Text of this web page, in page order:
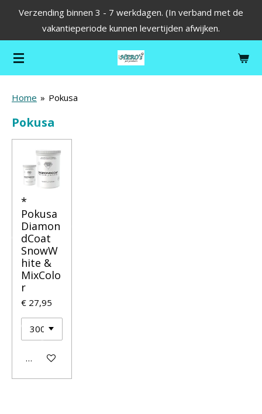
de
hoofdinhoud
Verzending binnen 3 - 7 werkdagen. (In verband met de
vakantieperiode kunnen levertijden afwijken.
Home » Pokusa
Pokusa
*
Pokusa
Diamon
dCoat
SnowW
hite &
MixColo
r
€ 27,95
In winkelwagen